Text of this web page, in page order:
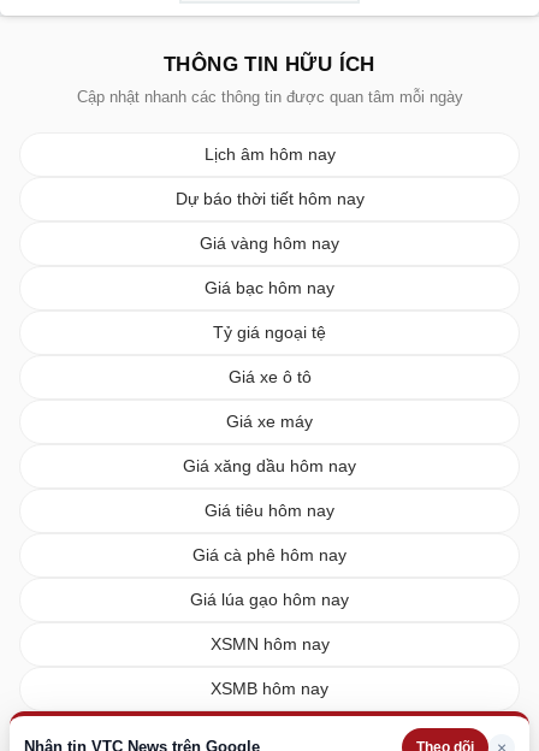
Nhận tin VTC News trên Google Theo dõi
THÔNG TIN HỮU ÍCH
Cập nhật nhanh các thông tin được quan tâm mỗi ngày
Lịch âm hôm nay
Dự báo thời tiết hôm nay
Giá vàng hôm nay
Giá bạc hôm nay
Tỷ giá ngoại tệ
Giá xe ô tô
Giá xe máy
Giá xăng dầu hôm nay
Giá tiêu hôm nay
Giá cà phê hôm nay
Giá lúa gạo hôm nay
XSMN hôm nay
XSMB hôm nay